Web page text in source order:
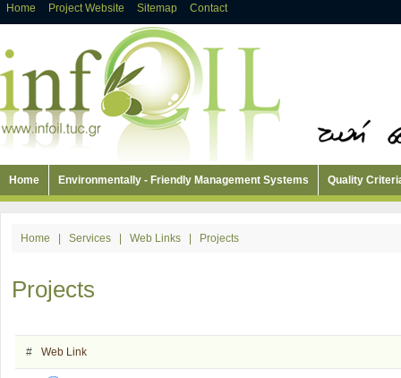
Home Project Website Sitemap Contact
Home Environmentally - Friendly Management Systems Quality
Home Services Web Links Projects
Projects
# Web Link